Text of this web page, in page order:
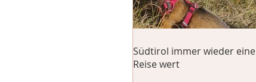
Südtirol immer wieder eine
Reise wert